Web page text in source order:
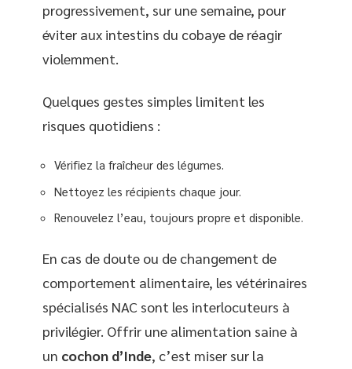
progressivement, sur une semaine, pour
éviter aux intestins du cobaye de réagir
violemment.
Quelques gestes simples limitent les
risques quotidiens :
Vérifiez la fraîcheur des légumes.
Nettoyez les récipients chaque jour.
Renouvelez l’eau, toujours propre et disponible.
En cas de doute ou de changement de
comportement alimentaire, les vétérinaires
spécialisés NAC sont les interlocuteurs à
privilégier. Offrir une alimentation saine à
un cochon d’Inde, c’est miser sur la